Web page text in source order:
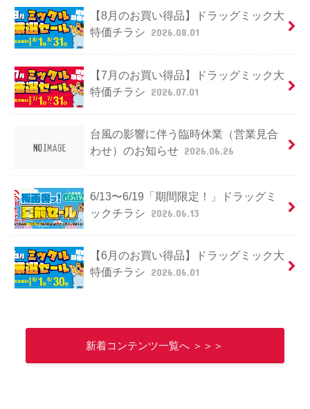
【8月のお買い得品】ドラッグミック大
特価チラシ 2026.08.01
【7月のお買い得品】ドラッグミック大
特価チラシ 2026.07.01
台風の影響に伴う臨時休業（営業見合
わせ）のお知らせ 2026.06.26
6/13〜6/19「期間限定！」ドラッグミ
ックチラシ 2026.06.13
【6月のお買い得品】ドラッグミック大
特価チラシ 2026.06.01
新着コンテンツ一覧へ ＞＞＞